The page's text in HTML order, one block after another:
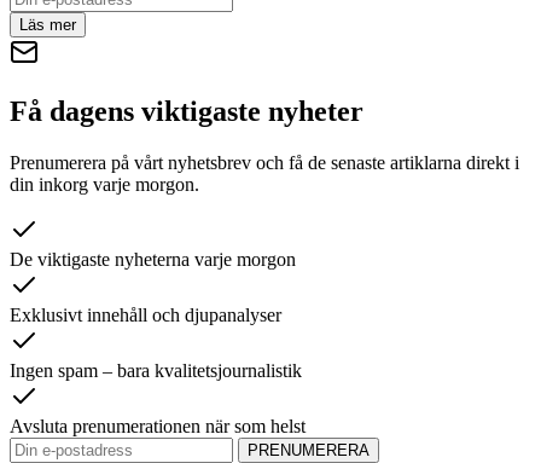
Läs mer
Få dagens viktigaste nyheter
Prenumerera på vårt nyhetsbrev och få de senaste artiklarna direkt i
din inkorg varje morgon.
De viktigaste nyheterna varje morgon
Exklusivt innehåll och djupanalyser
Ingen spam – bara kvalitetsjournalistik
Avsluta prenumerationen när som helst
PRENUMERERA